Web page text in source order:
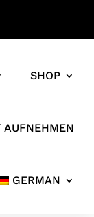
SHOP
AUFNEHMEN
GERMAN